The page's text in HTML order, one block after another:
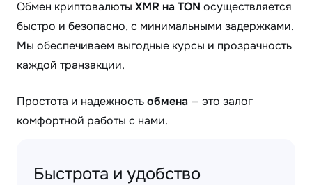
Обмен криптовалюты XMR на TON осуществляется
быстро и безопасно, с минимальными задержками.
Мы обеспечиваем выгодные курсы и прозрачность
каждой транзакции.
Простота и надежностьобмена — это залог
комфортной работы с нами.
Быстрота и удобство